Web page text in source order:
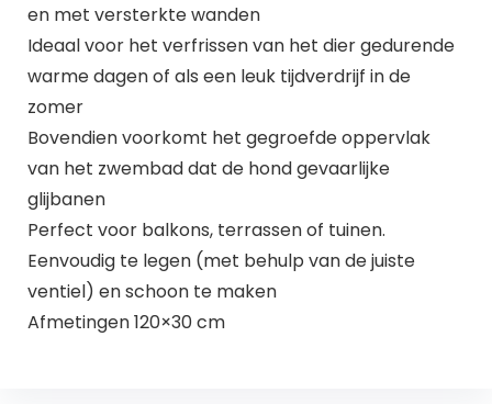
en met versterkte wanden
Ideaal voor het verfrissen van het dier gedurende
warme dagen of als een leuk tijdverdrijf in de
zomer
Bovendien voorkomt het gegroefde oppervlak
van het zwembad dat de hond gevaarlijke
glijbanen
Perfect voor balkons, terrassen of tuinen.
Eenvoudig te legen (met behulp van de juiste
ventiel) en schoon te maken
Afmetingen 120×30 cm